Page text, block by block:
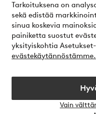
Tarkoituksena on
sekä edistää
sinua koskevia
painiketta suostut
yksityiskohtia
evästekäytännöstämme.
Vain
Haluatko tietää
elpy